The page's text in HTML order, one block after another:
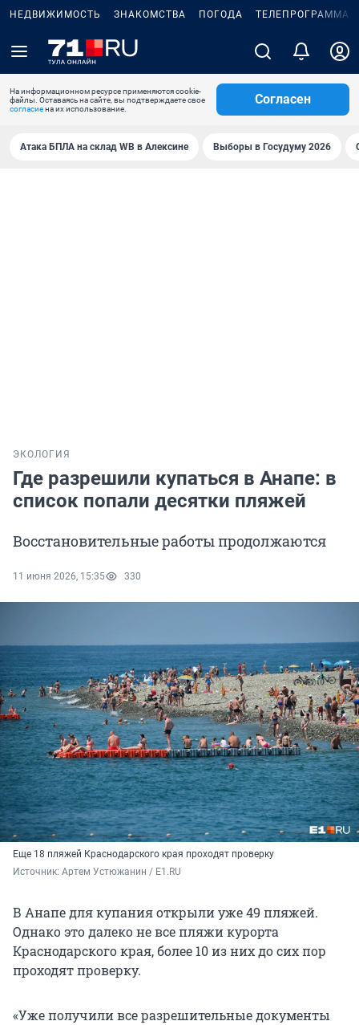
НЕДВИЖИМОСТЬ ЗНАКОМСТВА ПОГОДА ТЕЛЕПРОГРАММА
На информационном ресурсе применяются cookie-
файлы. Оставаясь на сайте, вы подтверждаете свое
согласиена их использование.
Согласен
Атака БПЛА на склад WB в Алексине Выборы в Госудуму 2026
ЭКОЛОГИЯ
Где разрешили купаться в Анапе: в
список попали десятки пляжей
Восстановительные работы продолжаются
11 июня 2026, 15:35 330
Еще 18 пляжей Краснодарского края проходят проверку
Источник: Артем Устюжанин / E1.RU
В Анапе для купания открыли уже 49 пляжей.
Однако это далеко не все пляжи курорта
Краснодарского края, более 10 из них до сих пор
проходят проверку.
«Уже получили все разрешительные документы